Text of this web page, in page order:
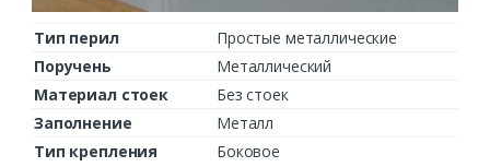
Тип перил
Простые металлические
Поручень
Металлический
Материал стоек
Без стоек
Заполнение
Металл
Тип крепления
Боковое